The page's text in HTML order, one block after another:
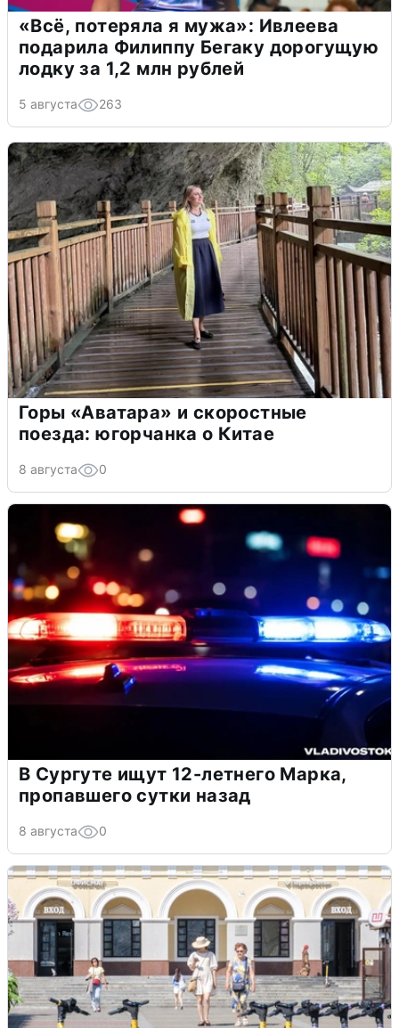
«Всё, потеряла я мужа»: Ивлеева
подарила Филиппу Бегаку дорогущую
лодку за 1,2 млн рублей
5 августа 263
Горы «Аватара» и скоростные
поезда: югорчанка о Китае
8 августа 0
В Сургуте ищут 12-летнего Марка,
пропавшего сутки назад
8 августа 0